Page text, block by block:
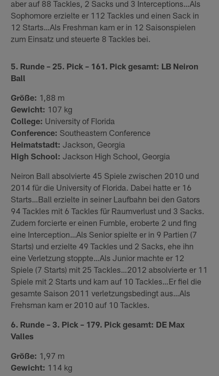
aber auf 88 Tackles, 2 Sacks und 3 Interceptions…Als
Sophomore erzielte er 112 Tackles und einen Sack in
12 Starts…Als Freshman kam er in 12 Saisonspielen
zum Einsatz und steuerte 8 Tackles bei.
5. Runde – 25. Pick – 161. Pick gesamt: LB Neiron
Ball
Größe: 1,88 m
Gewicht: 107 kg
College: University of Florida
Conference: Southeastern Conference
Heimatstadt: Jackson, Georgia
High School: Jackson High School, Georgia
Neiron Ball absolvierte 45 Spiele zwischen 2010 und
2014 für die University of Florida. Dabei hatte er 16
Starts…Ball erzielte in seiner Laufbahn bei den Gators
94 Tackles mit 6 Tackles für Raumverlust und 3 Sacks.
Zudem forcierte er einen Fumble, eroberte 2 und fing
eine Interception…Als Senior spielte er in 9 Partien (7
Starts) und erzielte 49 Tackles und 2 Sacks, ehe ihn
eine Verletzung stoppte…Als Junior machte er 12
Spiele (7 Starts) mit 25 Tackles…2012 absolvierte er 11
Spiele mit 2 Starts und kam auf 10 Tackles…Er fiel die
gesamte Saison 2011 verletzungsbedingt aus…Als
Frehsman kam er 2010 auf 10 Tackles.
6. Runde – 3. Pick – 179. Pick gesamt: DE Max
Valles
Größe: 1,97 m
Gewicht: 114 kg